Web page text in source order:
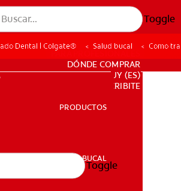
Toggle
SALUD BUCAL
PARA PROFESIONALES
DÓNDE COMPRAR
UY (ES)
SUSCRIBITE
PRODUCTOS
SALUD BUCAL
Toggle
Dental | Colgate® Salud bucal Como
el
un momento